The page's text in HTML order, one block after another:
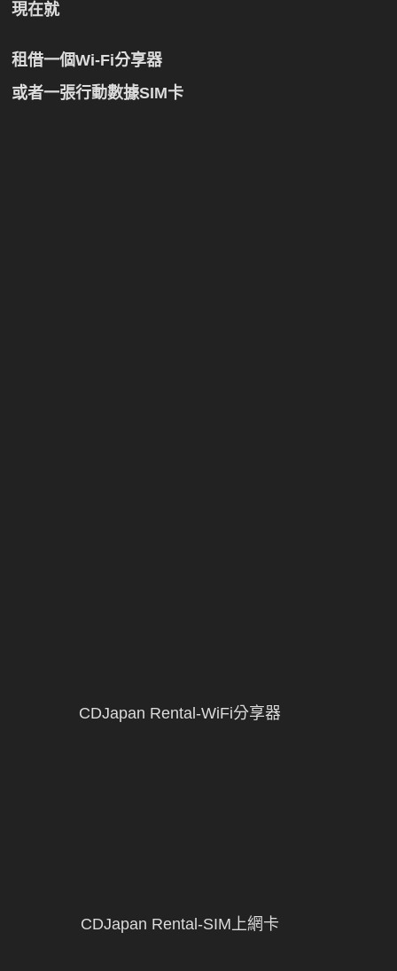
現在就
租借一個Wi-Fi分享器
或者一張行動數據SIM卡
CDJapan Rental-WiFi分享器
CDJapan Rental-SIM上網卡